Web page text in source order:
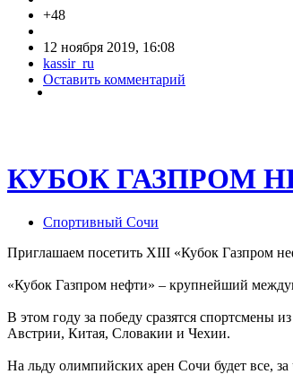
+48
12 ноября 2019, 16:08
kassir_ru
Оставить комментарий
КУБОК ГАЗПРОМ
Спортивный Сочи
Приглашаем посетить XIII «Кубок Газпром
«Кубок Газпром нефти» – крупнейший
В этом году за победу сразятся спортсмены
Австрии, Китая, Словакии и Чехии.
На льду олимпийских арен Сочи будет все,